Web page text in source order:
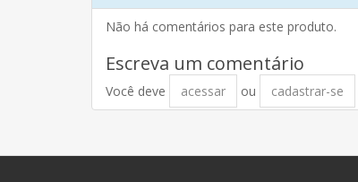
Não há comentários para este produto.
Escreva um comentário
Você deve acessar ou cadastrar-se